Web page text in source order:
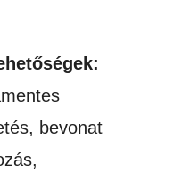
bevonat